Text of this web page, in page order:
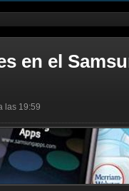
en el
las 19:59